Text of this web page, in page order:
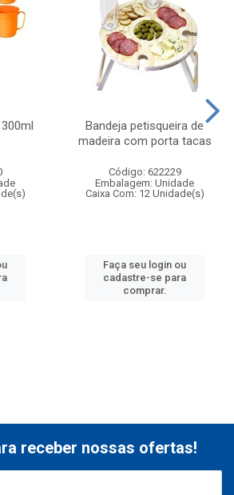
Bandeja petisqueira de
madeira com porta tacas
Código: 622229
Embalagem: Unidade
Caixa Com: 12 Unidade(s)
Faça seu login ou
cadastre-se para
comprar.
receber nossas ofertas!